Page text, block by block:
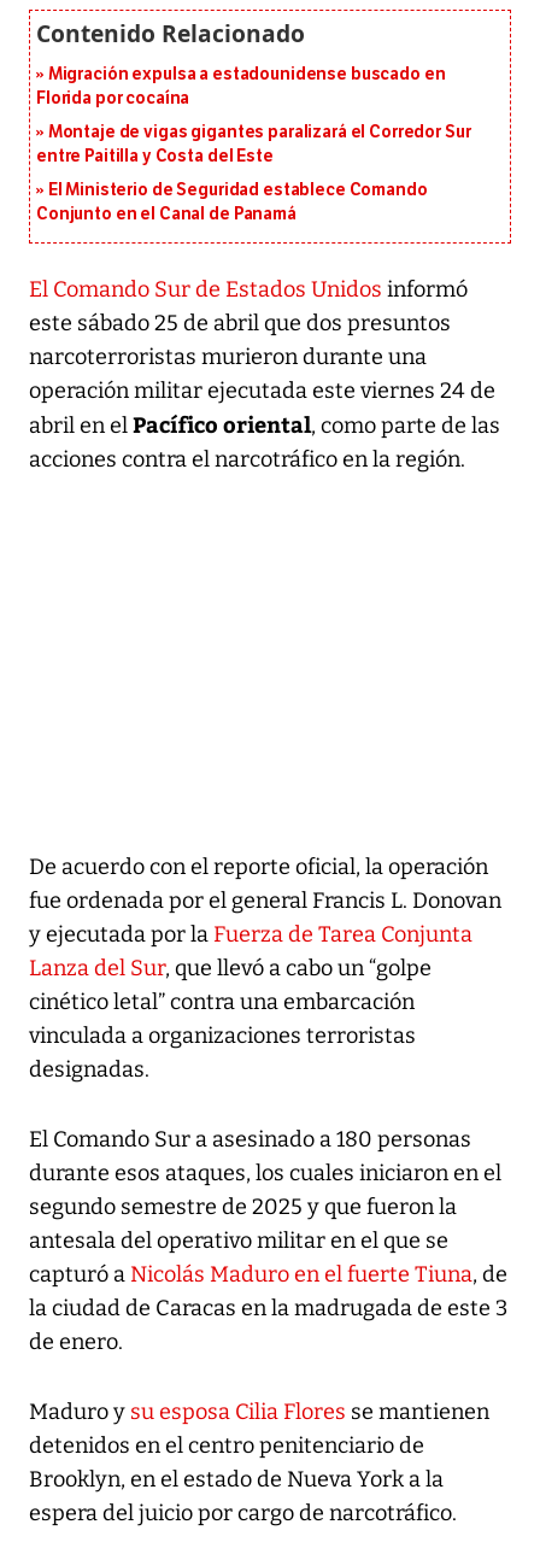
Migración expulsa a estadounidense buscado en
Florida por cocaína
Montaje de vigas gigantes paralizará el Corredor Sur
entre Paitilla y Costa del Este
El Ministerio de Seguridad establece Comando
Conjunto en el Canal de Panamá
El Comando Sur de Estados Unidos informó
este sábado 25 de abril que dos presuntos
narcoterroristas murieron durante una
operación militar ejecutada este viernes 24 de
abril en elPacífico oriental, como parte de las
acciones contra el narcotráfico en la región.
De acuerdo con el reporte oficial, la operación
fue ordenada por el general Francis L. Donovan
y ejecutada por laFuerza de Tarea Conjunta
Lanza del Sur, que llevó a cabo un “golpe
cinético letal” contra una embarcación
vinculada a organizaciones terroristas
designadas.
El Comando Sur a asesinado a 180 personas
durante esos ataques, los cuales iniciaron en el
segundo semestre de 2025 y que fueron la
antesala del operativo militar en el que se
capturó aNicolás Maduro en el fuerte Tiuna, de
la ciudad de Caracas en la madrugada de este 3
de enero.
Maduro y su esposa Cilia Flores se mantienen
detenidos en el centro penitenciario de
Brooklyn, en el estado de Nueva York a la
espera del juicio por cargo de narcotráfico.